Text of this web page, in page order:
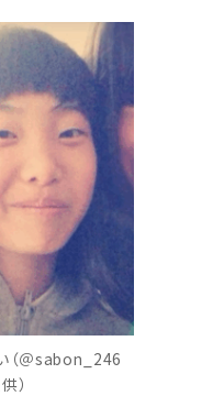
（＠sabon_246
）